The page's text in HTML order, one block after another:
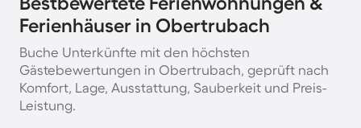
Ferienhäuser in Obertrubach
Buche Unterkünfte mit den höchsten
Gästebewertungen in Obertrubach, geprüft nach
Komfort, Lage, Ausstattung, Sauberkeit und Preis-
Leistung.